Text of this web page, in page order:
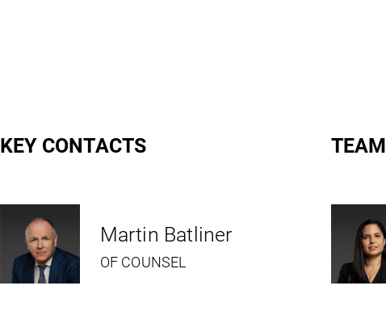
KEY CONTACTS
Martin Batliner
OF COUNSEL
TEAM